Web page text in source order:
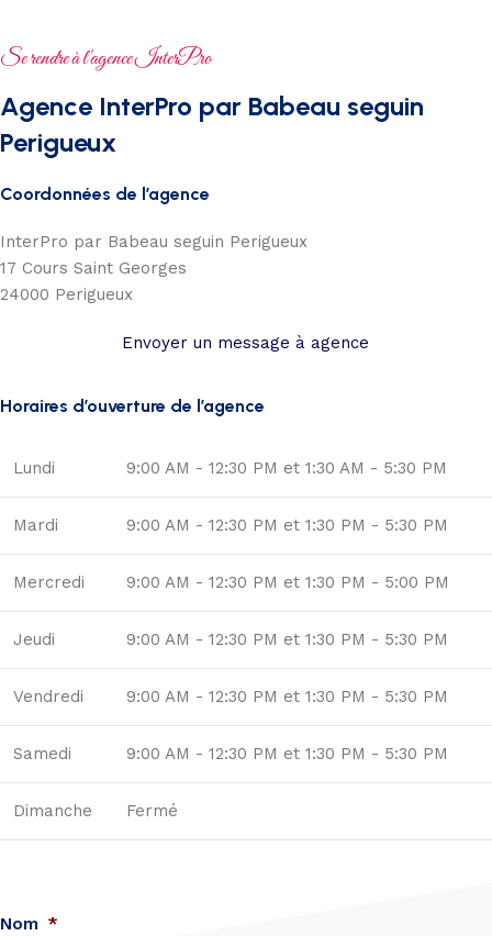
Se rendre à l'agence InterPro
Agence InterPro par Babeau seguin
Perigueux
Coordonnées de l’agence
InterPro par Babeau seguin Perigueux
17 Cours Saint Georges
24000 Perigueux
Envoyer un message à agence
Horaires d’ouverture de l’agence
Lundi 9:00 AM - 12:30 PM et 1:30 AM - 5:30 PM
Mardi 9:00 AM - 12:30 PM et 1:30 PM - 5:30 PM
Mercredi 9:00 AM - 12:30 PM et 1:30 PM - 5:00 PM
Jeudi 9:00 AM - 12:30 PM et 1:30 PM - 5:30 PM
Vendredi 9:00 AM - 12:30 PM et 1:30 PM - 5:30 PM
Samedi 9:00 AM - 12:30 PM et 1:30 PM - 5:30 PM
Dimanche Fermé
Nom *